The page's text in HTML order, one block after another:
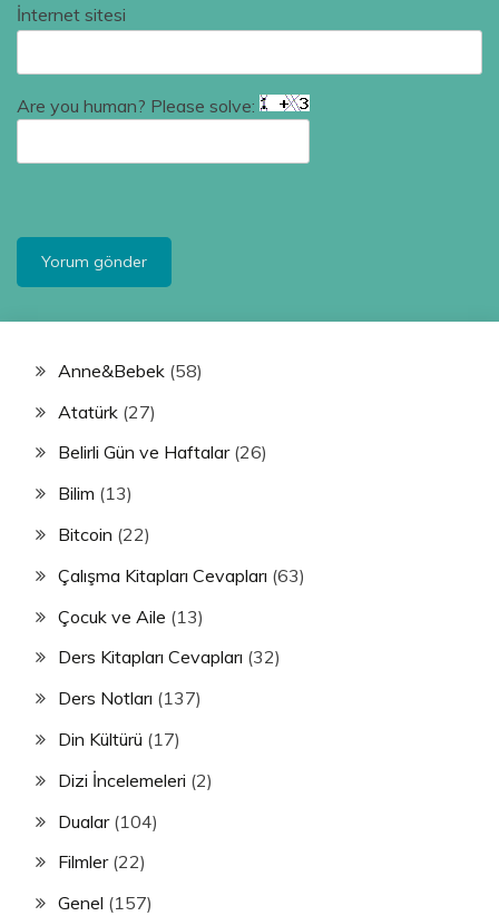
İnternet sitesi
Are you human? Please solve:
Anne&Bebek (58)
Atatürk (27)
Belirli Gün ve Haftalar(26)
Bilim (13)
Bitcoin (22)
Çalışma Kitapları Cevapları (63)
Çocuk ve Aile (13)
Ders Kitapları Cevapları (32)
Ders Notları (137)
Din Kültürü (17)
Dizi İncelemeleri (2)
Dualar(104)
Filmler(22)
Genel (157)